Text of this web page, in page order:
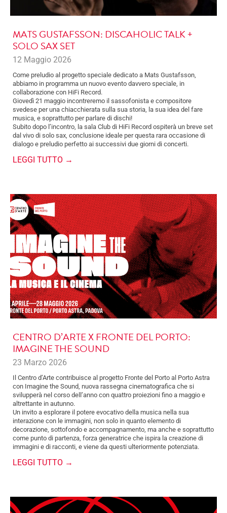
MATS GUSTAFSSON: DISCAHOLIC TALK +
SOLO SAX SET
12 Maggio 2026
Come preludio al progetto speciale dedicato a Mats Gustafsson,
abbiamo in programma un nuovo evento davvero speciale, in
collaborazione con HiFi Record.
Giovedì 21 maggio incontreremo il sassofonista e compositore
svedese per una chiacchierata sulla sua storia, la sua idea del fare
musica, e soprattutto per parlare di dischi!
Subito dopo l’incontro, la sala Club di HiFi Record ospiterà un breve set
dal vivo di solo sax, conclusione ideale per questa rara occasione di
dialogo e preludio perfetto ai successivi due giorni di concerti.
LEGGI TUTTO →
CENTRO D’ARTE X FRONTE DEL PORTO:
IMAGINE THE SOUND
23 Marzo 2026
Il Centro d’Arte contribuisce al progetto Fronte del Porto al Porto Astra
con Imagine the Sound, nuova rassegna cinematografica che si
svilupperà nel corso dell’anno con quattro proiezioni fino a maggio e
altrettante in autunno.
Un invito a esplorare il potere evocativo della musica nella sua
interazione con le immagini, non solo in quanto elemento di
decorazione, sottofondo e accompagnamento, ma anche e soprattutto
come punto di partenza, forza generatrice che ispira la creazione di
immagini e di racconti, e viene da questi ulteriormente potenziata.
LEGGI TUTTO →